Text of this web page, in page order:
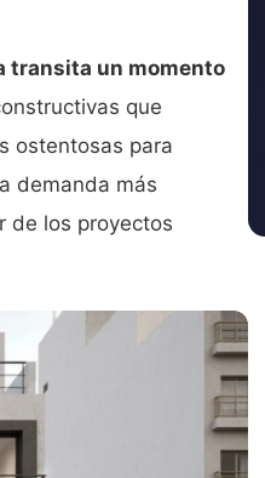
transita un momento
que
ostentosas para
demanda más
de los proyectos